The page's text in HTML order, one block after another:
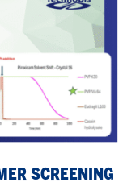
SCREENING